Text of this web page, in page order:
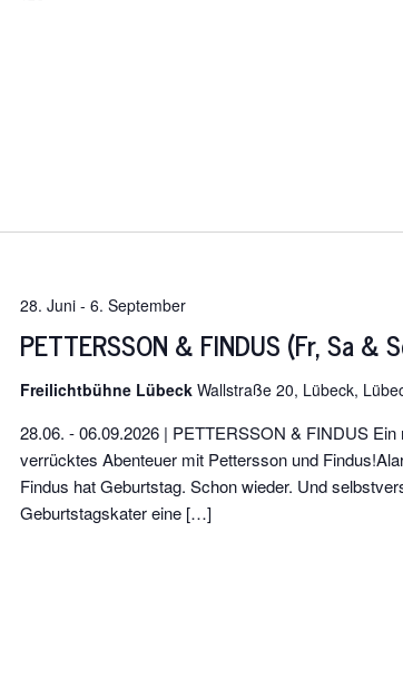
PETTERSSON & FINDUS (Fr, Sa &
28. Juni- 6. September
Freilichtbühne Lübeck Wallstraße 20, Lübeck,
28.06. - 06.09.2026 | PETTERSSON & FINDUS Ein
verrücktes Abenteuer mit Pettersson und
Findus hat Geburtstag. Schon wieder. Und
Geburtstagskater eine […]